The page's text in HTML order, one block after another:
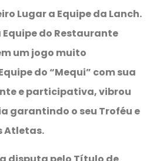
Lugar a Equipe da Lanch.
Equipe do Restaurante
um jogo muito
do “Mequi” com sua
e participativa, vibrou
garantindo o seu Troféu e
Atletas.